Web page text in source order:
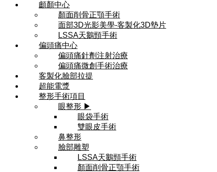
顱顏中心
顏面削骨正顎手術
面部3D光影美學-客製化3D墊片
LSSA天鵝頸手術
偏頭痛中心
偏頭痛針劑注射治療
偏頭痛微創手術治療
客製化臉部拉提
超能電漿
整形手術項目
眼整形 ▶
眼袋手術
雙眼皮手術
鼻整形
臉部雕塑
LSSA天鵝頸手術
顏面削骨正顎手術